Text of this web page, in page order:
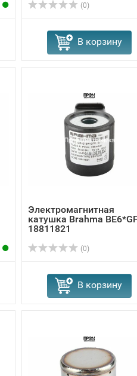
(0)
В корзину
Электромагнитная
катушка Brahma
18811821
(0)
В корзину